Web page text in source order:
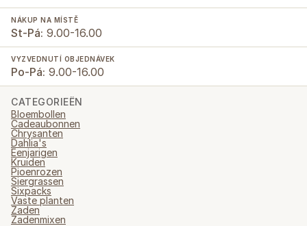
NÁKUP NA MÍSTĚ
St-Pá: 9.00-16.00
VYZVEDNUTÍ OBJEDNÁVEK
Po-Pá: 9.00-16.00
CATEGORIEËN
Bloembollen
Cadeaubonnen
Chrysanten
Dahlia's
Eenjarigen
Kruiden
Pioenrozen
Siergrassen
Sixpacks
Vaste planten
Zaden
Zadenmixen